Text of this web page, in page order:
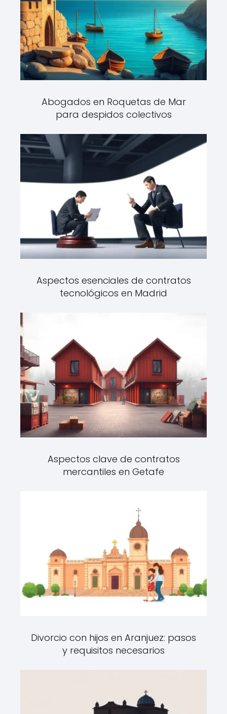
Abogados en Roquetas de Mar
para despidos colectivos
Aspectos esenciales de contratos
tecnológicos en Madrid
Aspectos clave de contratos
mercantiles en Getafe
Divorcio con hijos en Aranjuez: pasos
y requisitos necesarios